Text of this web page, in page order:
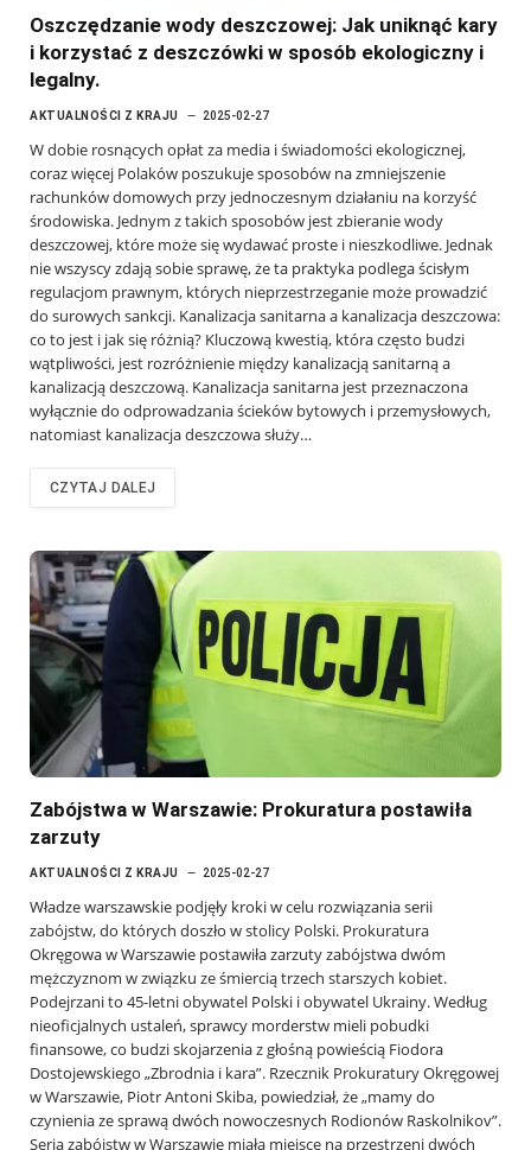
Oszczędzanie wody deszczowej: Jak uniknąć kary
i korzystać z deszczówki w sposób ekologiczny i
legalny.
AKTUALNOŚCI Z KRAJU 2025-02-27
W dobie rosnących opłat za media i świadomości ekologicznej,
coraz więcej Polaków poszukuje sposobów na zmniejszenie
rachunków domowych przy jednoczesnym działaniu na korzyść
środowiska. Jednym z takich sposobów jest zbieranie wody
deszczowej, które może się wydawać proste i nieszkodliwe. Jednak
nie wszyscy zdają sobie sprawę, że ta praktyka podlega ścisłym
regulacjom prawnym, których nieprzestrzeganie może prowadzić
do surowych sankcji. Kanalizacja sanitarna a kanalizacja deszczowa:
co to jest i jak się różnią? Kluczową kwestią, która często budzi
wątpliwości, jest rozróżnienie między kanalizacją sanitarną a
kanalizacją deszczową. Kanalizacja sanitarna jest przeznaczona
wyłącznie do odprowadzania ścieków bytowych i przemysłowych,
natomiast kanalizacja deszczowa służy…
CZYTAJ DALEJ
Zabójstwa w Warszawie: Prokuratura postawiła
zarzuty
AKTUALNOŚCI Z KRAJU 2025-02-27
Władze warszawskie podjęły kroki w celu rozwiązania serii
zabójstw, do których doszło w stolicy Polski. Prokuratura
Okręgowa w Warszawie postawiła zarzuty zabójstwa dwóm
mężczyznom w związku ze śmiercią trzech starszych kobiet.
Podejrzani to 45-letni obywatel Polski i obywatel Ukrainy. Według
nieoficjalnych ustaleń, sprawcy morderstw mieli pobudki
finansowe, co budzi skojarzenia z głośną powieścią Fiodora
Dostojewskiego „Zbrodnia i kara”. Rzecznik Prokuratury Okręgowej
w Warszawie, Piotr Antoni Skiba, powiedział, że „mamy do
czynienia ze sprawą dwóch nowoczesnych Rodionów Raskolnikov”.
Seria zabójstw w Warszawie miała miejsce na przestrzeni dwóch